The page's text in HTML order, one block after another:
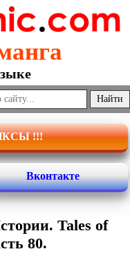
!!!
Вконтакте
Tales of
80.